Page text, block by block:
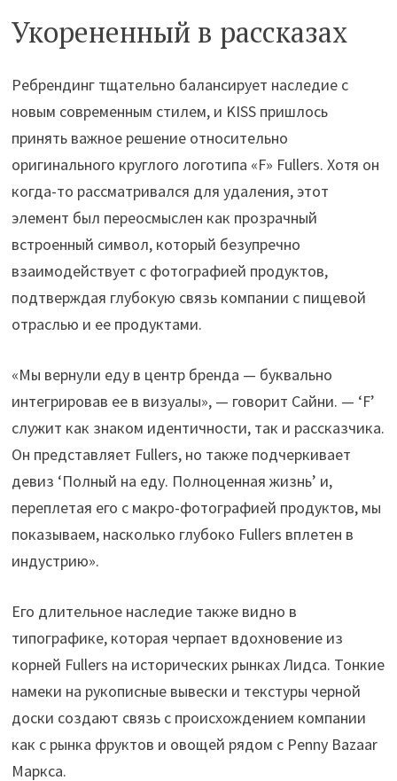
Укорененный в рассказах
Ребрендинг тщательно балансирует наследие с
новым современным стилем, и KISS пришлось
принять важное решение относительно
оригинального круглого логотипа «F» Fullers. Хотя он
когда-то рассматривался для удаления, этот
элемент был переосмыслен как прозрачный
встроенный символ, который безупречно
взаимодействует с фотографией продуктов,
подтверждая глубокую связь компании с пищевой
отраслью и ее продуктами.
«Мы вернули еду в центр бренда — буквально
интегрировав ее в визуалы», — говорит Сайни. — ‘F’
служит как знаком идентичности, так и рассказчика.
Он представляет Fullers, но также подчеркивает
девиз ‘Полный на еду. Полноценная жизнь’ и,
переплетая его с макро-фотографией продуктов, мы
показываем, насколько глубоко Fullers вплетен в
индустрию».
Его длительное наследие также видно в
типографике, которая черпает вдохновение из
корней Fullers на исторических рынках Лидса. Тонкие
намеки на рукописные вывески и текстуры черной
доски создают связь с происхождением компании
как с рынка фруктов и овощей рядом с Penny Bazaar
Маркса.